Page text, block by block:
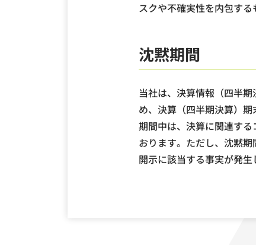
スクや不確実性を内包する
沈黙期間
当社は、決算情報（四半
め、決算（四半期決算）
期間中は、決算に関連す
おります。ただし、沈黙
開示に該当する事実が発